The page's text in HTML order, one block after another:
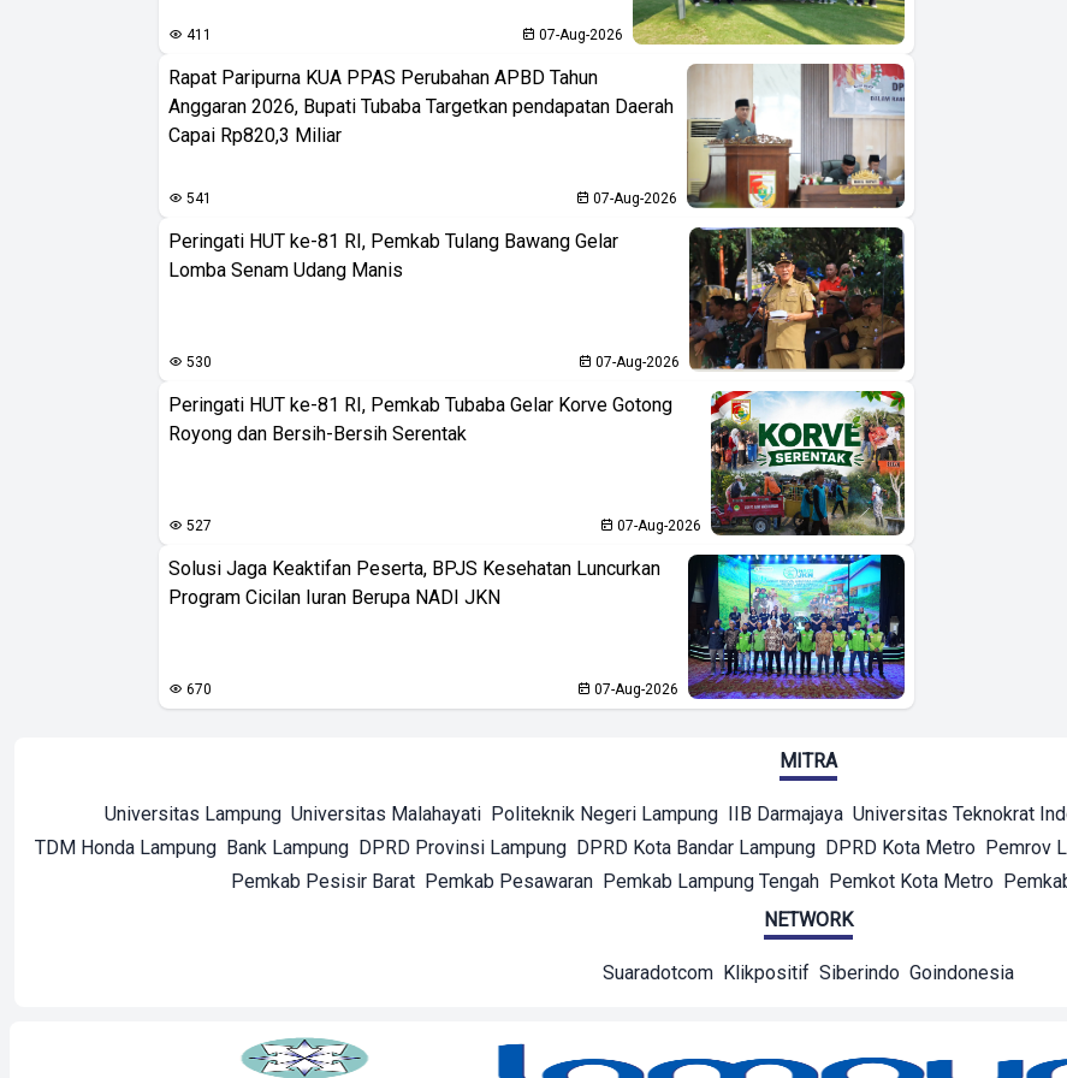
411 07-Aug-2026
Rapat Paripurna KUA PPAS Perubahan APBD Tahun
Anggaran 2026, Bupati Tubaba Targetkan pendapatan Daerah
Capai Rp820,3 Miliar
541 07-Aug-2026
Peringati HUT ke-81 RI, Pemkab Tulang Bawang Gelar
Lomba Senam Udang Manis
530 07-Aug-2026
Peringati HUT ke-81 RI, Pemkab Tubaba Gelar Korve Gotong
Royong dan Bersih-Bersih Serentak
527 07-Aug-2026
Solusi Jaga Keaktifan Peserta, BPJS Kesehatan Luncurkan
Program Cicilan Iuran Berupa NADI JKN
670 07-Aug-2026
MITRA
Universitas Lampung Universitas Malahayati Politeknik Negeri Lampung IIB Darmajaya Universitas Teknokrat
TDM Honda Lampung Bank Lampung DPRD Provinsi Lampung DPRD Kota Bandar Lampung DPRD Kota Metro Pemrov
Pemkab Pesisir Barat Pemkab Pesawaran Pemkab Lampung Tengah Pemkot Kota Metro
NETWORK
Suaradotcom Klikpositif Siberindo Goindonesia